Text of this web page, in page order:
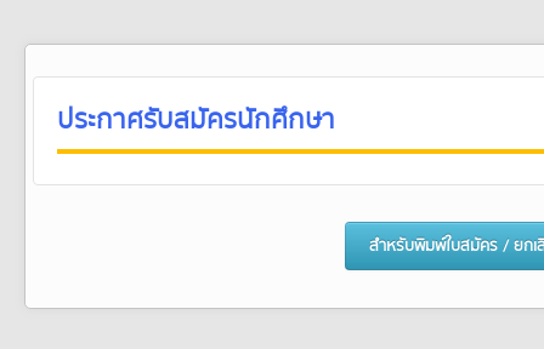
ประกาศรับสมัครนักศึกษา